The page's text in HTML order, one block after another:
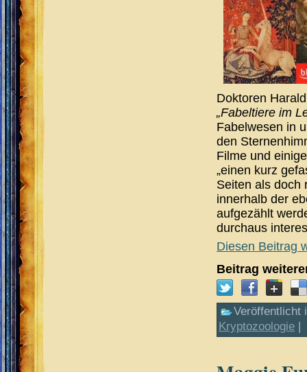
Doktoren
„Fabeltiere im
Fabelwesen in
den
Filme und
„einen kurz
Seiten als doch
innerhalb der
aufgezählt
durchaus
Diesen Beitrag
Beitrag
Veröffentlicht
Kryptozoologie |